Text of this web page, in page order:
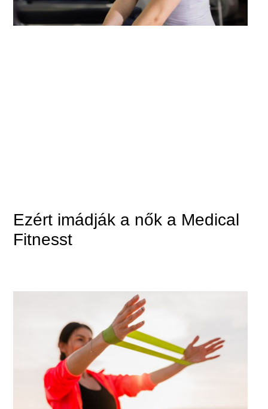
Ezért imádják a nők a Medical
Fitnesst